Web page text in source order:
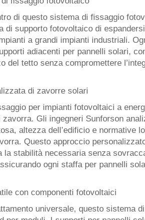
di questo sistema di fissaggio
di supporto fotovoltaico di
a grandi impianti industriali.
adiacenti per pannelli solari,
del tetto senza compromettere
di zavorre solari
per impianti fotovoltaici a
Gli ingegneri Sunforson
altezza dell’edificio e normative
Questo approccio
la stabilità necessaria senza
ogni staffa per pannelli
con componenti fotovoltaici
universale, questo sistema